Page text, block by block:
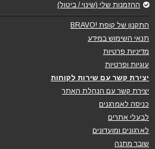
ההזמנות שלי (שינוי / ביטול)
התקנון של קופת !BRAVO
תנאי השימוש במידע
מדיניות פרטיות
עוגיות ופרטיות
יצירת קשר עם שירות לקוחות
יצירת קשר עם הנהלת האתר
כניסה לאמרגנים
לבעלי אתרים
לארגונים ומועדונים
שובר מתנה